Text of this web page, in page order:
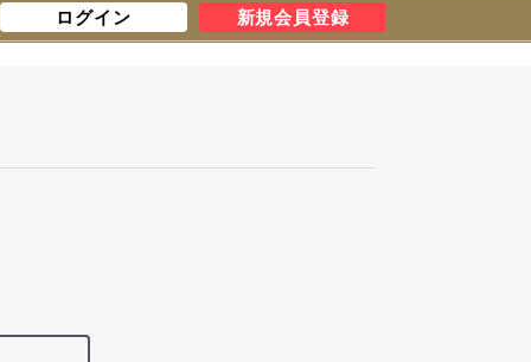
ログイン 新規会員登録